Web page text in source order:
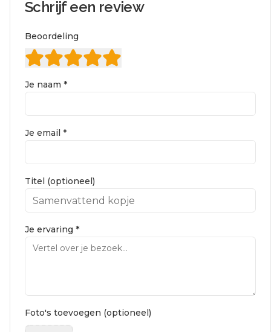
Schrijf een review
Beoordeling
Je naam *
Je email *
Titel (optioneel)
Je ervaring *
Foto's toevoegen (optioneel)